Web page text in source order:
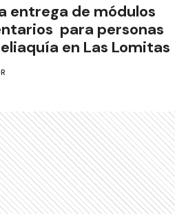
entrega de módulos
para personas
en Las Lomitas